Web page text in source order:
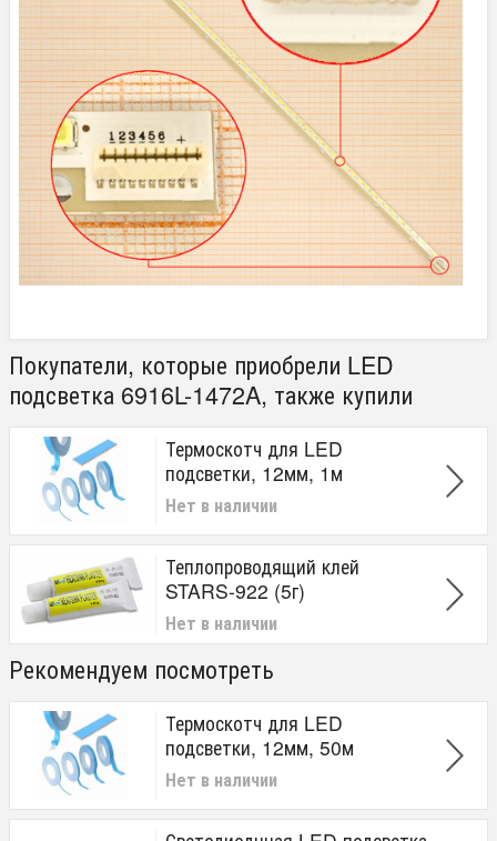
Покупатели, которые приобрели LED
подсветка 6916L-1472A, также купили
Термоскотч для LED
подсветки, 12мм, 1м
Нет в наличии
Теплопроводящий клей
STARS-922 (5г)
Нет в наличии
Рекомендуем посмотреть
Термоскотч для LED
подсветки, 12мм, 50м
Нет в наличии